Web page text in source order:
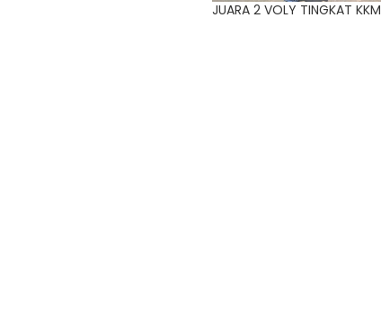
JUARA 2 VOLY TINGKAT KKM